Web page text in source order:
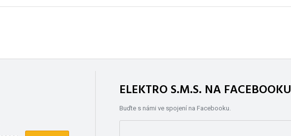
ELEKTRO S.M.S. NA FACEBOOKU
Buďte s námi ve spojení na Facebooku.